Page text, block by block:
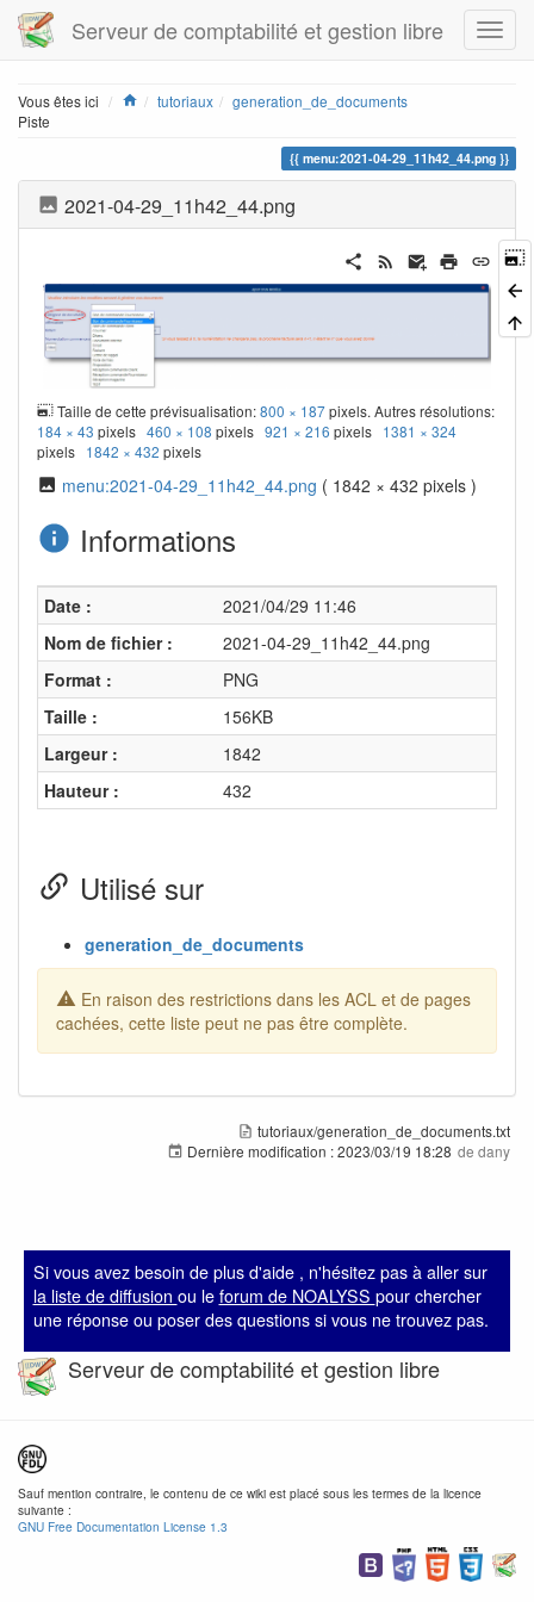
Serveur de comptabilité et gestion libre
Vous êtes ici Home
tutoriaux
generation_de_documents
Piste
menu:2021-04-29_11h42_44.png
2021-04-29_11h42_44.png
Taille de cette prévisualisation:800 × 187pixels. Autres résolutions:
184 × 43 pixels 460 × 108 pixels 921 × 216 pixels 1381 × 324
pixels 1842 × 432 pixels
menu:2021-04-29_11h42_44.png ( 1842 × 432 pixels )
Informations
Date :
2021/04/29 11:46
Nom de fichier :
2021-04-29_11h42_44.png
Format :
PNG
Taille :
156KB
Largeur :
1842
Hauteur :
432
Utilisé sur
generation_de_documents
En raison des restrictions dans les ACL et de pages
cachées, cette liste peut ne pas être complète.
tutoriaux/generation_de_documents.txt
Dernière modification :2023/03/19 18:28 de dany
Si vous avez besoin de plus d'aide , n'hésitez pas à aller sur
la liste de diffusion ou le forum de NOALYSS pour chercher
une réponse ou poser des questions si vous ne trouvez pas.
Serveur de comptabilité et gestion libre
Sauf mention contraire, le contenu de ce wiki est placé sous les termes de la licence
suivante :
GNU Free Documentation License 1.3